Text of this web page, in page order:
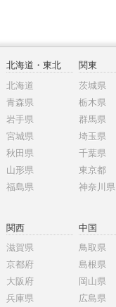
北海道・東北
北海道
青森県
岩手県
宮城県
秋田県
山形県
福島県
関東
茨城県
栃木県
群馬県
埼玉県
千葉県
東京都
神奈川県
関西
滋賀県
京都府
大阪府
兵庫県
中国
鳥取県
島根県
岡山県
広島県